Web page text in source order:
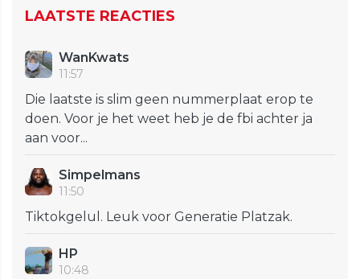
LAATSTE REACTIES
WanKwats
11:57
Die laatste is slim geen nummerplaat erop te
doen. Voor je het weet heb je de fbi achter ja
aan voor...
Simpelmans
11:50
Tiktokgelul. Leuk voor Generatie Platzak.
HP
10:48